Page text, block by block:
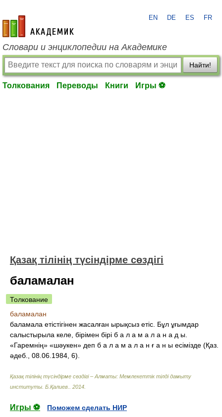
academic.ru
EN DE ES FR
Словари и энциклопедии на Академике
Найти!
Толкования Переводы Книги Игры ⚽
Қазақ тілінің түсіндірме сөздігі
баламалан
Толкование
баламалан
баламала етістігінен жасалған ырықсыз етіс. Бұл ұғымдар
салыстырыла келе, бірімен бірі б а л а м а л а н а д ы.
«Гаремнің» «шәукен» деп б а л а м а л а н ғ а н ы есімізде (Қаз.
әдеб., 08.06.1984, 6).
Қазақ тілінің түсіндірме сөздігі – Алматы: Мемлекеттік тілді дамыту
институты Б.Қалиев. 2014
Игры ⚽
Поможем сделать НИР